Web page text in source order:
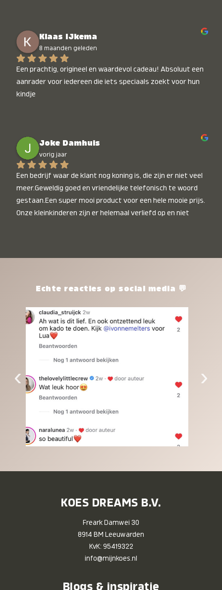
Klaas IJkema
8 maanden geleden
Een prachtig, origineel en waardevol cadeau! Absoluut een
aanrader voor iedereen die iets speciaals zoekt voor hun
kindje
Joke Damhuis
vorig jaar
Een bedrijf waar de klant nog koning is, die zijn er niet veel
meer.Geweldig goed en vriendelijke telefonisch te woord
gestaan.Een super mooi product voor een hele mooie prijs.
Onze kleinkinderen zijn er helemaal verliefd op en niet
het waard.Echte reacties op social media 💬
‹ ›
KOES DREAMS B.V.
Freark Damwei 30
8914 BM Leeuwarden
KvK: 95419322
info@mijnkoes.nl
Blogs & inspiratie